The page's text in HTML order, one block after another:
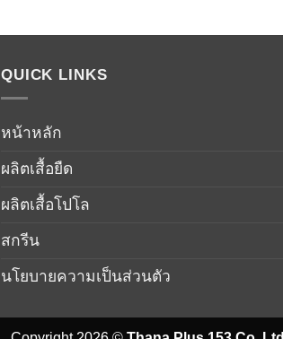
QUICK LINKS
หน้าหลัก
ผลิตเสื้อยืด
ผลิตเสื้อโปโล
สกรีน
นโยบายความเป็นส่วนตัว